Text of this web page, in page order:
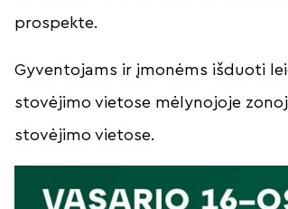
prospekte.
Gyventojams ir įmonėms išduoti
stovėjimo vietose mėlynojoje
stovėjimo vietose.